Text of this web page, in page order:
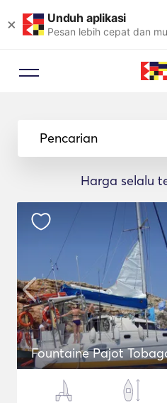
× Unduh aplikasi
Pesan lebih cepat dan
Pencarian
Harga selalu
Fountaine Pajot